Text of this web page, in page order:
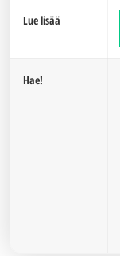
Lue lisää
Hae!